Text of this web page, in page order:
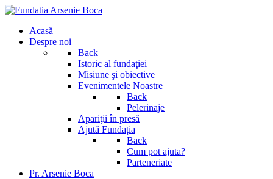
Acasă
Despre noi
Back
Istoric al fundaţiei
Misiune şi obiective
Evenimentele Noastre
Back
Pelerinaje
Apariţii în presă
Ajută Fundația
Back
Cum pot ajuta?
Parteneriate
Pr. Arsenie Boca